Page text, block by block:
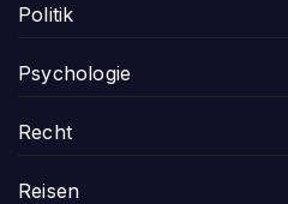
Politik
Psychologie
Recht
Reisen